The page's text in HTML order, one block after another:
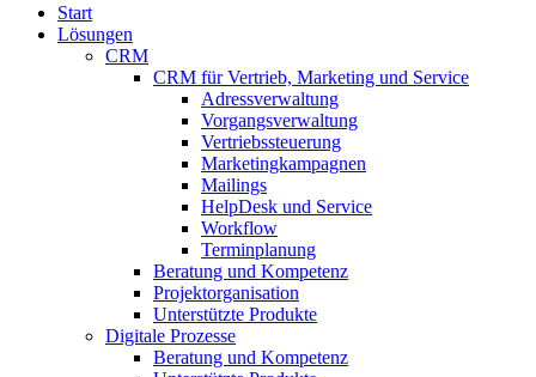
Start
Lösungen
CRM
CRM für Vertrieb, Marketing und Service
Adressverwaltung
Vorgangsverwaltung
Vertriebssteuerung
Marketingkampagnen
Mailings
HelpDesk und Service
Workflow
Terminplanung
Beratung und Kompetenz
Projektorganisation
Unterstützte Produkte
Digitale Prozesse
Beratung und Kompetenz